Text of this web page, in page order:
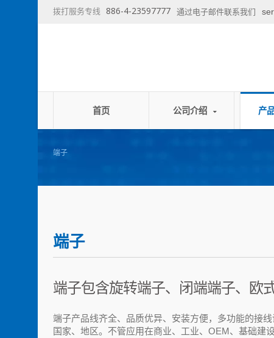
拨打服务专线 886-4-23597777 通过电子邮件联系我们
首页 公司介绍 产
端子
端子
端子包含旋转端子、闭端端子、欧
端子产品线齐全、品质优异、安装方便，多功能的接
国家、地区。不管应用在商业、工业、OEM、基础建